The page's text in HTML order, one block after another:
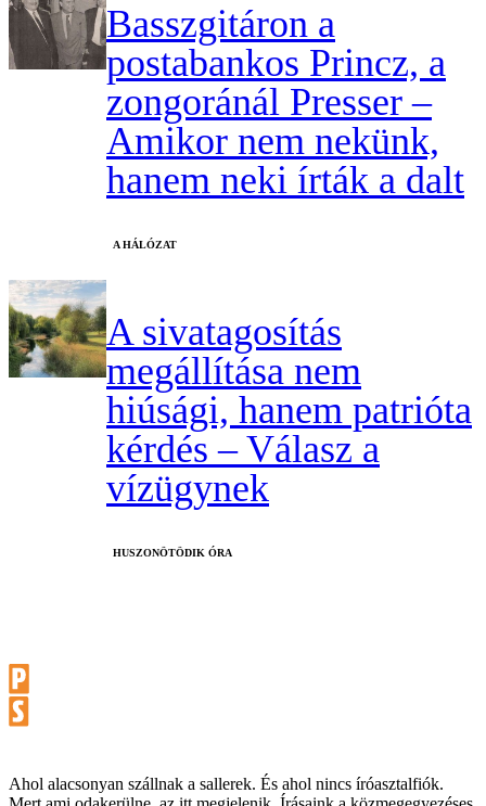
Basszgitáron a
postabankos Princz, a
zongoránál Presser –
Amikor nem nekünk,
hanem neki írták a dalt
A HÁLÓZAT
A sivatagosítás
megállítása nem
hiúsági, hanem patrióta
kérdés – Válasz a
vízügynek
HUSZONÖTÖDIK ÓRA
Ahol alacsonyan szállnak a sallerek. És ahol nincs íróasztalfiók.